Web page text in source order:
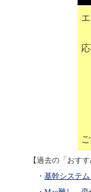
【過去の「おす
・ 基幹システ